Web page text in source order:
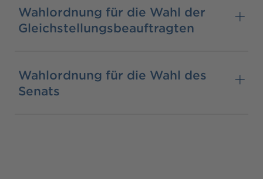
Wahlordnung für die Wahl der
Gleichstellungsbeauftragten
Wahlordnung für die Wahl des
Senats